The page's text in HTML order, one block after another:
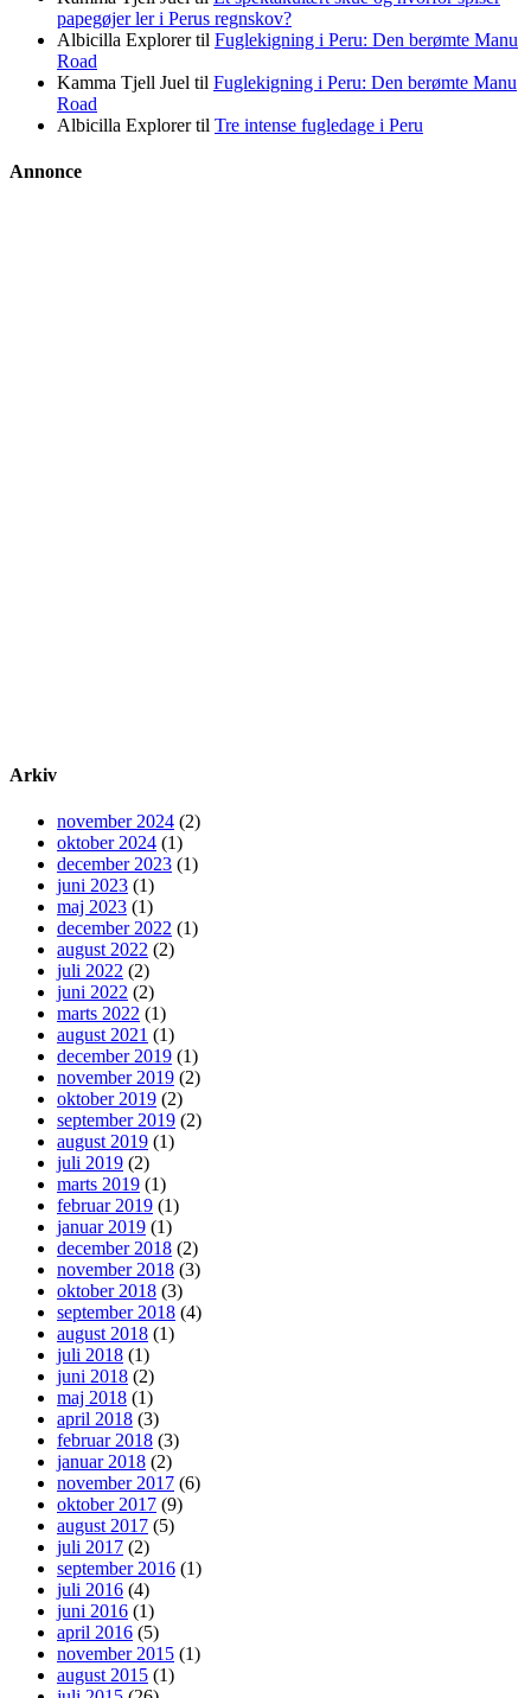
papegøjer ler i Perus regnskov?
Albicilla Explorertil Fuglekigning i Peru: Den berømte Manu
Road
Kamma Tjell Juel til Fuglekigning i Peru: Den berømte Manu
Road
Albicilla Explorertil Tre intense fugledage i Peru
Annonce
Arkiv
november 2024 (2)
oktober 2024 (1)
december 2023 (1)
juni 2023 (1)
maj 2023 (1)
december 2022 (1)
august 2022 (2)
juli 2022 (2)
juni 2022 (2)
marts 2022 (1)
august 2021 (1)
december 2019 (1)
november 2019 (2)
oktober 2019 (2)
september 2019 (2)
august 2019 (1)
juli 2019 (2)
marts 2019 (1)
februar 2019 (1)
januar 2019 (1)
december 2018 (2)
november 2018 (3)
oktober 2018 (3)
september 2018 (4)
august 2018 (1)
juli 2018 (1)
juni 2018 (2)
maj 2018 (1)
april 2018 (3)
februar 2018 (3)
januar 2018 (2)
november 2017 (6)
oktober 2017 (9)
august 2017 (5)
juli 2017 (2)
september 2016 (1)
juli 2016 (4)
juni 2016 (1)
april 2016 (5)
november 2015 (1)
august 2015 (1)